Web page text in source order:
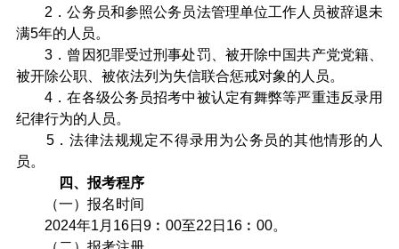
2．公务员和参照公务员法管理单位工作人员被辞退未
满5年的人员。
3．曾因犯罪受过刑事处罚、被开除中国共产党党籍、
被开除公职、被依法列为失信联合惩戒对象的人员。
4．在各级公务员招考中被认定有舞弊等严重违反录用
纪律行为的人员。
5．法律法规规定不得录用为公务员的其他情形的人
员。
四、报考程序
（一）报名时间
2024年1月16日9︰00至22日16︰00。